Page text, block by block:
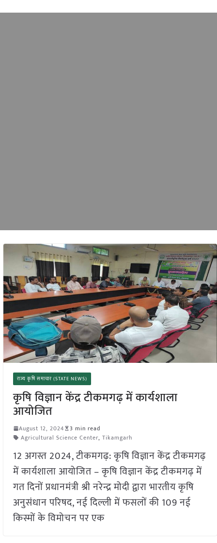
राज्य कृषि समाचार (STATE NEWS)
कृषि विज्ञान केंद्र टीकमगढ़ में कार्यशाला
आयोजित
August 12, 2024
3 min read
Agricultural Science Center, Tikamgarh
12 अगस्त 2024, टीकमगढ़: कृषि विज्ञान केंद्र टीकमगढ़
में कार्यशाला आयोजित – कृषि विज्ञान केंद्र टीकमगढ़ में
गत दिनों प्रधानमंत्री श्री नरेन्द्र मोदी द्वारा भारतीय कृषि
अनुसंधान परिषद, नई दिल्ली में फसलों की 109 नई
किस्मों के विमोचन पर एक